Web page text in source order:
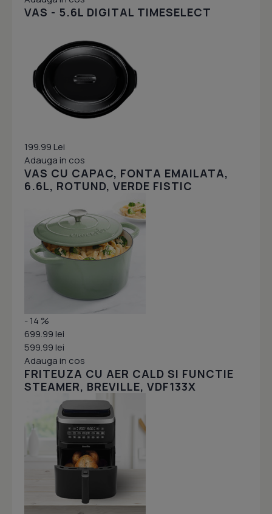
VAS - 5.6L DIGITAL TIMESELECT
199.99 Lei
Adauga in cos
VAS CU CAPAC, FONTA EMAILATA,
6.6L, ROTUND, VERDE FISTIC
- 14 %
699.99 lei
599.99 lei
Adauga in cos
FRITEUZA CU AER CALD SI FUNCTIE
STEAMER, BREVILLE, VDF133X